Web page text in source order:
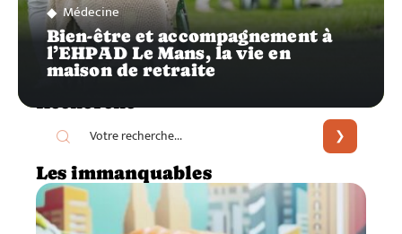
Médecine
Bien-être et accompagnement à
l’EHPAD Le Mans, la vie en
maison de retraite
Recherche
Les immanquables